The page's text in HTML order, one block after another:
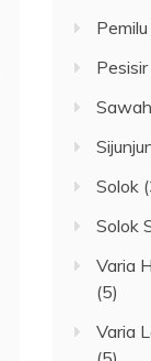
Pemilu
Solok
Solok
Varia
(5)
Varia